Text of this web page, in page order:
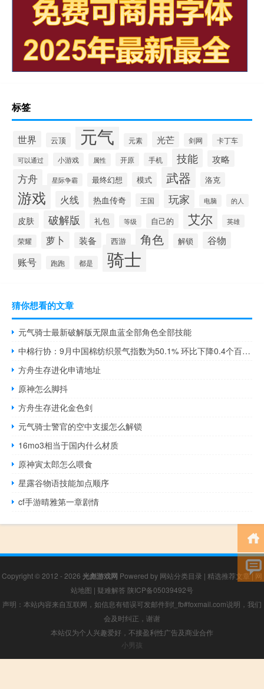
标签
世界 云顶 元气 元素 光芒 剑网 卡丁车
可以通过 小游戏 属性 开原 手机 技能 攻略
方舟 星际争霸 最终幻想 模式 武器 洛克
游戏 火线 热血传奇 王国 玩家 电脑 的人
皮肤 破解版 礼包 等级 自己的 艾尔 英雄
荣耀 萝卜 装备 西游 角色 解锁 谷物
账号 跑跑 都是 骑士
猜你想看的文章
元气骑士最新破解版无限血蓝全部角色全部技能
中棉行协：9月中国棉纺织景气指数为50.1% 环比下降0.4个百分点
方舟生存进化申请地址
原神怎么脚抖
方舟生存进化金色剑
元气骑士警官的空中支援怎么解锁
16mo3相当于国内什么材质
原神寅太郎怎么喂食
星露谷物语技能加点顺序
cf手游晴雅第一章剧情
Copyright © 2012 - 2026 光彪游戏网 Powered by 网站分类目录 | 精选推荐文章| 网
站地图 | 疑难解答 陕ICP备05039492号
声明：本站内容来自互联网，如信息有错误可发邮件到f_fb#foxmail.com说明，我们
会及时纠正，谢谢
本站仅为个人兴趣爱好，不接盈利性广告及商业合作
小男孩